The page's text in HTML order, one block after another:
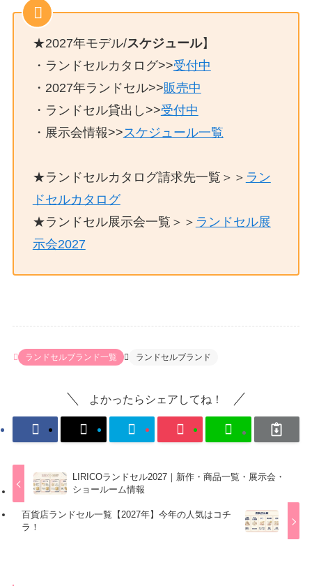
★2027年モデル/スケジュール】
・ランドセルカタログ>>受付中
・2027年ランドセル>>販売中
・ランドセル貸出し>>受付中
・展示会情報>>スケジュール一覧
★ランドセルカタログ請求先一覧＞＞ ラン
ドセルカタログ
★ランドセル展示会一覧＞＞ ランドセル展
示会2027
ランドセルブランド一覧 ランドセルブランド
よかったらシェアしてね！
LIRICOランドセル2027｜新作・商品一覧・展示会・
ショールーム情報
百貨店ランドセル一覧【2027年】今年の人気はコチ
ラ！